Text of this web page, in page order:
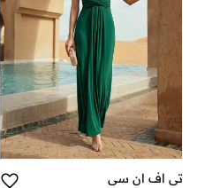
تي اف ان سي